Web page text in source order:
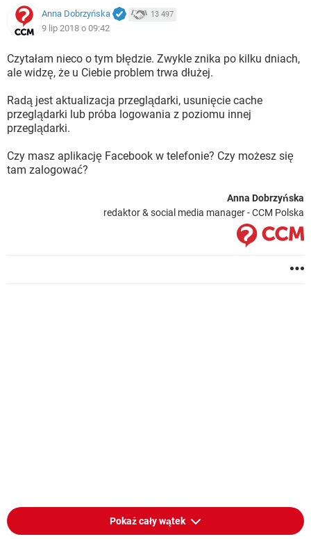
Anna Dobrzyńska 13 497
9 lip 2018 o 09:42
Czytałam nieco o tym błędzie. Zwykle znika po kilku dniach,
ale widzę, że u Ciebie problem trwa dłużej.
Radą jest aktualizacja przeglądarki, usunięcie cache
przeglądarki lub próba logowania z poziomu innej
przeglądarki.
Czy masz aplikację Facebook w telefonie? Czy możesz się
tam zalogować?
Anna Dobrzyńska
redaktor & social media manager - CCM Polska
Pokaż cały wątek